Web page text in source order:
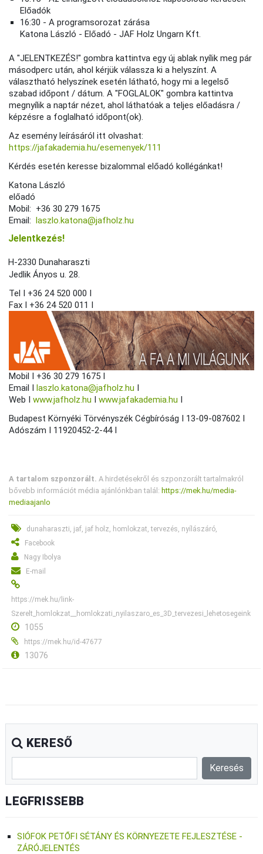
Előadók
16:30 - A programsorozat zárása
Katona László - Előadó - JAF Holz Ungarn Kft.
A "JELENTKEZÉS!" gombra kattintva egy új ablak nyílik meg pár
másodperc után, ahol kérjük válassza ki a helyszínt. A
választható helyszínek esetén látható, hogy mi a legelső
szabad időpont / dátum. A "FOGLALOK" gombra kattintva
megnyílik a naptár nézet, ahol láthatóak a teljes előadásra /
képzésre a foglalható időpont(ok).
Az esemény leírásáról itt olvashat:
https://jafakademia.hu/esemenyek/111
Kérdés esetén keresse bizalommal előadó kollégánkat!
Katona László
előadó
Mobil: +36 30 279 1675
Email:laszlo.katona@jafholz.hu
Jelentkezés!
H-2330 Dunaharaszti
Jedlik Ányos u. 28.
Tel I +36 24 520 000 I
Fax I +36 24 520 011 I
Mobil I +36 30 279 1675 I
Email Ilaszlo.katona@jafholz.hu I
Web Iwww.jafholz.hu Iwww.jafakademia.hu I
Budapest Környéki Törvényszék Cégbíróság I 13-09-087602 I
Adószám I 11920452-2-44 I
A tartalom szponzorált. A hirdetésekről és szponzorált tartalmakról
bővebb információt média ajánlónkban talál: https://mek.hu/media-
mediaajanlo
dunaharaszti, jaf, jaf holz, homlokzat, tervezés, nyílászáró,
Facebook
Nagy Ibolya
E-mail
https://mek.hu/link-
Szerelt_homlokzat__homlokzati_nyilaszaro_es_3D_tervezesi_lehetosegeink
1055
https://mek.hu/id-47677
13076
KERESŐ
LEGFRISSEBB
SIÓFOK PETŐFI SÉTÁNY ÉS KÖRNYEZETE FEJLESZTÉSE -
ZÁRÓJELENTÉS